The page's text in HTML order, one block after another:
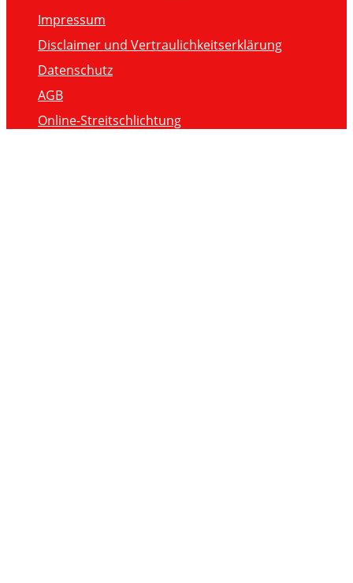
Impressum
Disclaimer und Vertraulichkeitserklärung
Datenschutz
AGB
Online-Streitschlichtung